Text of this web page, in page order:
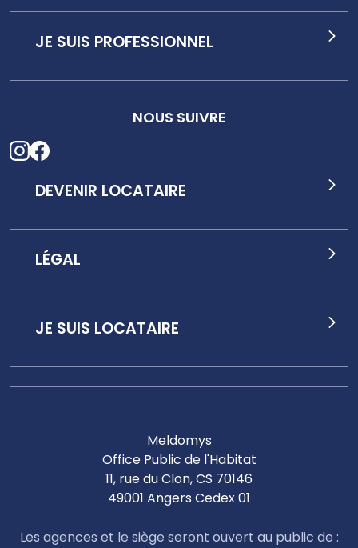
Meldomys
Office Public de l'Habitat
11, rue du Clon, CS 70146
49001 Angers Cedex 01
Les agences et le siège seront ouvert au public de :
JE SUIS LOCATAIRE
DEVENIR LOCATAIRE
LÉGAL
JE SUIS PROFESSIONNEL
NOUS SUIVRE